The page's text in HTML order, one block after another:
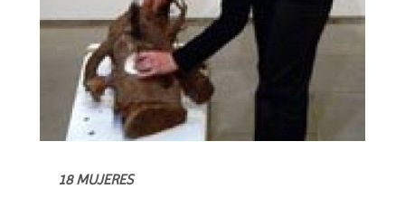
18 MUJERES